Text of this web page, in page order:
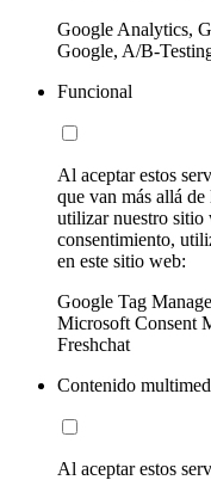
Google Analytics,
Google, A/B-
Funcional
Al aceptar estos
que van más allá
utilizar nuestro sitio
consentimiento,
en este sitio web:
Google Tag
Microsoft Consent
Freshchat
Contenido
Al aceptar estos